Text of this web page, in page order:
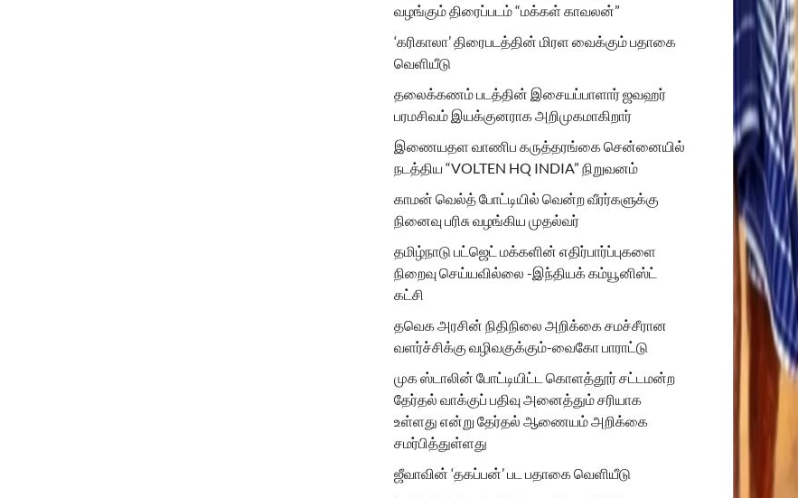
வழங்கும் திரைப்படம் “மக்கள் காவலன்”
‘கரிகாலா’ திரைபடத்தின் மிரள வைக்கும் பதாகை
வெளியீடு
தலைக்கணம் படத்தின் இசையப்பாளார் ஜவஹர்
பரமசிவம் இயக்குனராக அறிமுகமாகிறார்
இணையதள வாணிப கருத்தரங்கை சென்னையில்
நடத்திய “VOLTEN HQ INDIA” நிறுவனம்
காமன் வெல்த் போட்டியில் வென்ற வீரர்களுக்கு
நினைவு பரிசு வழங்கிய முதல்வர்
தமிழ்நாடு பட்ஜெட் மக்களின் எதிர்பார்ப்புகளை
நிறைவு செய்யவில்லை -இந்தியக் கம்யூனிஸ்ட்
கட்சி
தவெக அரசின் நிதிநிலை அறிக்கை சமச்சீரான
வளர்ச்சிக்கு வழிவகுக்கும்-வைகோ பாராட்டு
முக ஸ்டாலின் போட்டியிட்ட கொளத்தூர் சட்டமன்ற
தேர்தல் வாக்குப் பதிவு அனைத்தும் சரியாக
உள்ளது என்று தேர்தல் ஆணையம் அறிக்கை
சமர்பித்துள்ளது
ஜீவாவின் ‘தகப்பன்’ பட பதாகை வெளியீடு